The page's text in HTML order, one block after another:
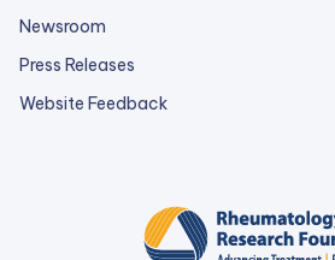
Newsroom
Press Releases
Website Feedbackexternal
a
new